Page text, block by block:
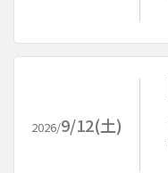
2026/9/12(土)